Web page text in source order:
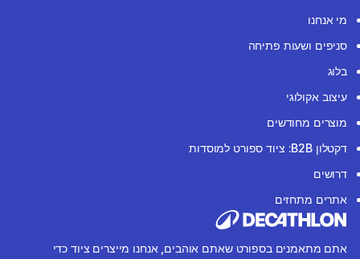
מי אנחנו
סניפים ושעות פתיחה
בלוג
עיצוב אקולוגי
מוצרים מחודשים
דקטלון B2B: ציוד ספורט למוסדות
דרושים
אתרים מתחזים
אתם מתאמנים בספורט שאתם אוהבים, אנחנו מייצרים ציוד כדי